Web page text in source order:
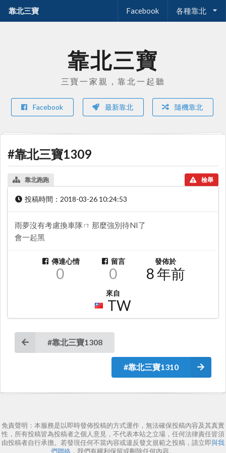
靠北三寶 Facebook 各種靠北
靠北三寶
三寶一家親，靠北一起聽
Facebook 最新靠北 隨機靠北
#靠北三寶1309
靠北跑跑 檢舉
投稿時間： 2018-03-26 10:24:53
雨夢沒有考慮換車隊ㄇ 那麼強別待NI了
會一起黑
傳達心情
0
留言
0
發佈於
8 年前
來自
TW
#靠北三寶1308
#靠北三寶1310
免責聲明：本服務是以即時發佈投稿的方式運作，無法確保投稿內容及其真實
性，所有投稿皆為投稿者之個人意見，不代表本站之立場，任何法律責任皆須
由投稿者自行承擔。若發現任何不當內容或違反發文規範之投稿，請立即與我
們聯絡，我們有權利保留或刪除任何內容。